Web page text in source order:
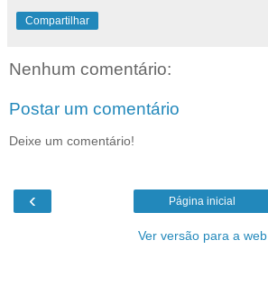
Compartilhar
Nenhum comentário:
Postar um comentário
Deixe um comentário!
‹ Página inicial
Ver versão para a web